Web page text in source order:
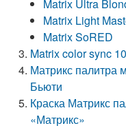
Matrix Ultra
Matrix Light
Matrix SoRED
Matrix color sync
Матрикс палитра
Бьюти
Краска Матрикс
«Матрикс»